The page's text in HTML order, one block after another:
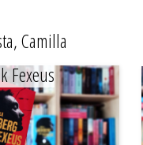
Camilla
Fexeus